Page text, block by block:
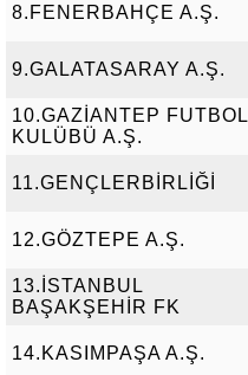
8.FENERBAHÇE A.Ş.
9.GALATASARAY A.Ş.
10.GAZİANTEP FUTBOL
KULÜBÜ A.Ş.
11.GENÇLERBİRLİĞİ
12.GÖZTEPE A.Ş.
13.İSTANBUL
BAŞAKŞEHİR FK
14.KASIMPAŞA A.Ş.